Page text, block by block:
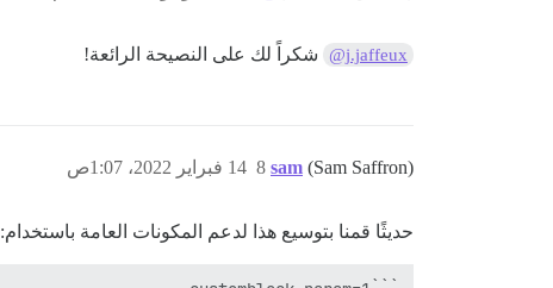
@j.jaffeux شكراً لك على النصيحة الرائعة!
sam (Sam Saffron) 14 فبراير 2022، 1:07ص 8
حديثًا قمنا بتوسيع هذا لدعم المكونات العامة باستخدام: